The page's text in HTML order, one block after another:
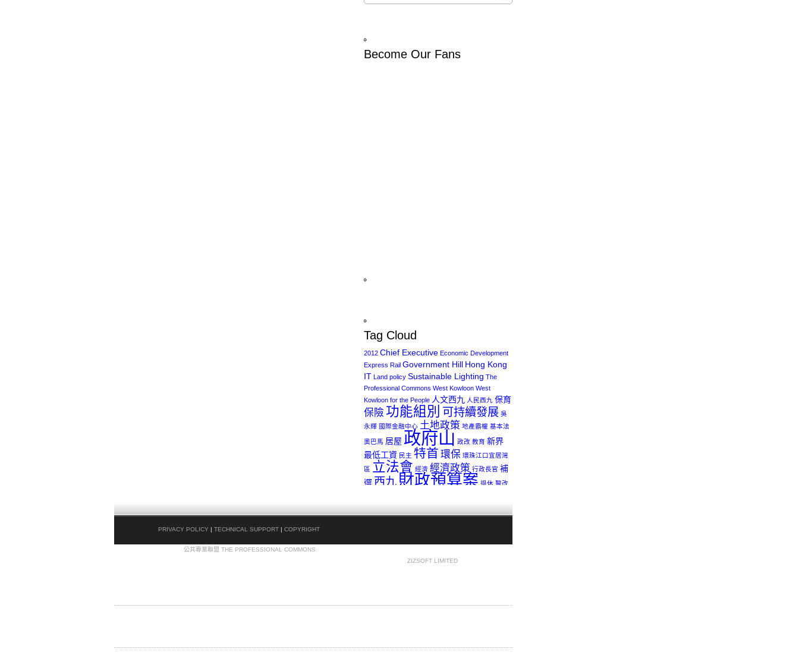
Become Our Fans
Tag Cloud
2012 Chief Executive Economic Development
Express Rail Government Hill Hong Kong
IT Land policy Sustainable Lighting The
Professional Commons West Kowloon West
Kowloon for the People 人文西九 人民西九 保育
保險 功能組別 可持續發展 吳
永輝 國際金融中心 土地政策 地產霸權 基本法
奧巴馬 居屋 政府山 政改 教育 新界
最低工資 民主 特首 環保 環珠江口宜居灣
區 立法會 經濟 經濟政策 行政長官 補
選 西九 財政預算案 退休 醫改
PRIVACY POLICY | TECHNICAL SUPPORT | COPYRIGHT
公共專業聯盟 THE PROFESSIONAL COMMONS
ZIZSOFT LIMITED